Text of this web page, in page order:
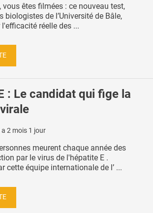
vous êtes filmées : ce nouveau test,
biologistes de l’Université de Bâle,
réelle des ...
: Le candidat qui fige la
a 2 mois 1 jour
meurent chaque année des
par le virus de l'hépatite E .
cette équipe internationale de l’ ...